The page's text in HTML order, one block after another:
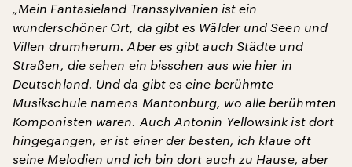
„Mein Fantasieland Transsylvanien ist ein
wunderschöner Ort, da gibt es Wälder und Seen und
Villen drumherum. Aber es gibt auch Städte und
Straßen, die sehen ein bisschen aus wie hier in
Deutschland. Und da gibt es eine berühmte
Musikschule namens Mantonburg, wo alle berühmten
Komponisten waren. Auch Antonin Yellowsink ist dort
hingegangen, er ist einer der besten, ich klaue oft
seine Melodien und ich bin dort auch zu Hause, aber